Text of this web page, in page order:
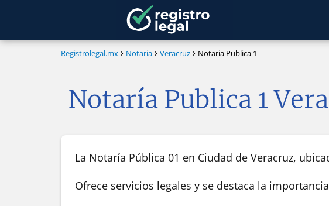
Registrolegal.mx Notaria Veracruz Notaria Publica 1
Notaría Publica 1
La Notaría Pública 01 en Ciudad de Veracruz,
Ofrece servicios legales y se destaca la